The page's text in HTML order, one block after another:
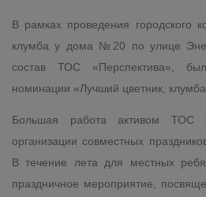
В рамках проведения городского
клумба у дома №20 по улице
состав ТОС «Перспектива»,
номинации «Лучший цветник,
Большая работа активом
организации совместных
В течение лета для местных
праздничное мероприятие,